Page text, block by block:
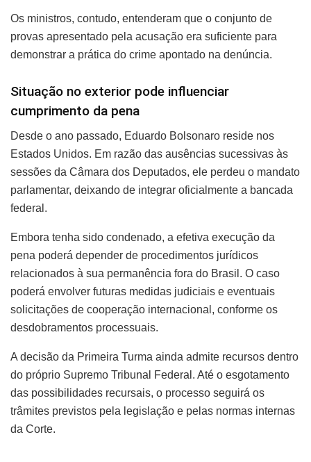
Os ministros, contudo, entenderam que o conjunto de
provas apresentado pela acusação era suficiente para
demonstrar a prática do crime apontado na denúncia.
Situação no exterior pode influenciar
cumprimento da pena
Desde o ano passado, Eduardo Bolsonaro reside nos
Estados Unidos. Em razão das ausências sucessivas às
sessões da Câmara dos Deputados, ele perdeu o mandato
parlamentar, deixando de integrar oficialmente a bancada
federal.
Embora tenha sido condenado, a efetiva execução da
pena poderá depender de procedimentos jurídicos
relacionados à sua permanência fora do Brasil. O caso
poderá envolver futuras medidas judiciais e eventuais
solicitações de cooperação internacional, conforme os
desdobramentos processuais.
A decisão da Primeira Turma ainda admite recursos dentro
do próprio Supremo Tribunal Federal. Até o esgotamento
das possibilidades recursais, o processo seguirá os
trâmites previstos pela legislação e pelas normas internas
da Corte.